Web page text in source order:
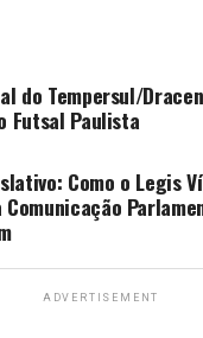
do Tempersul/
Futsal Paulista
Como o Legis
ADVERTISEMENT